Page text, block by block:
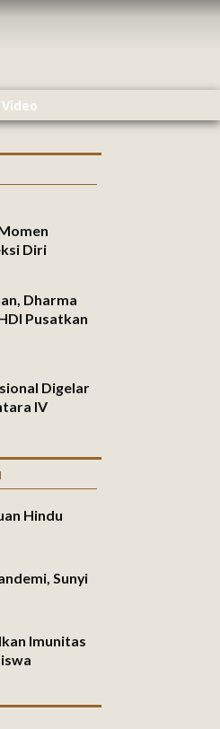
Video
Diri
Dharma
Pusatkan
Digelar
IV
Hindu
Sunyi
Imunitas